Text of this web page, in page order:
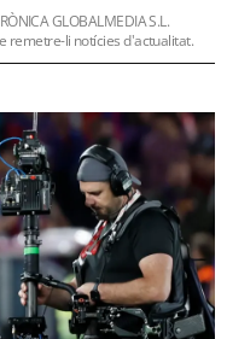
GLOBALMEDIA S.L.
remetre-li notícies d'actualitat.